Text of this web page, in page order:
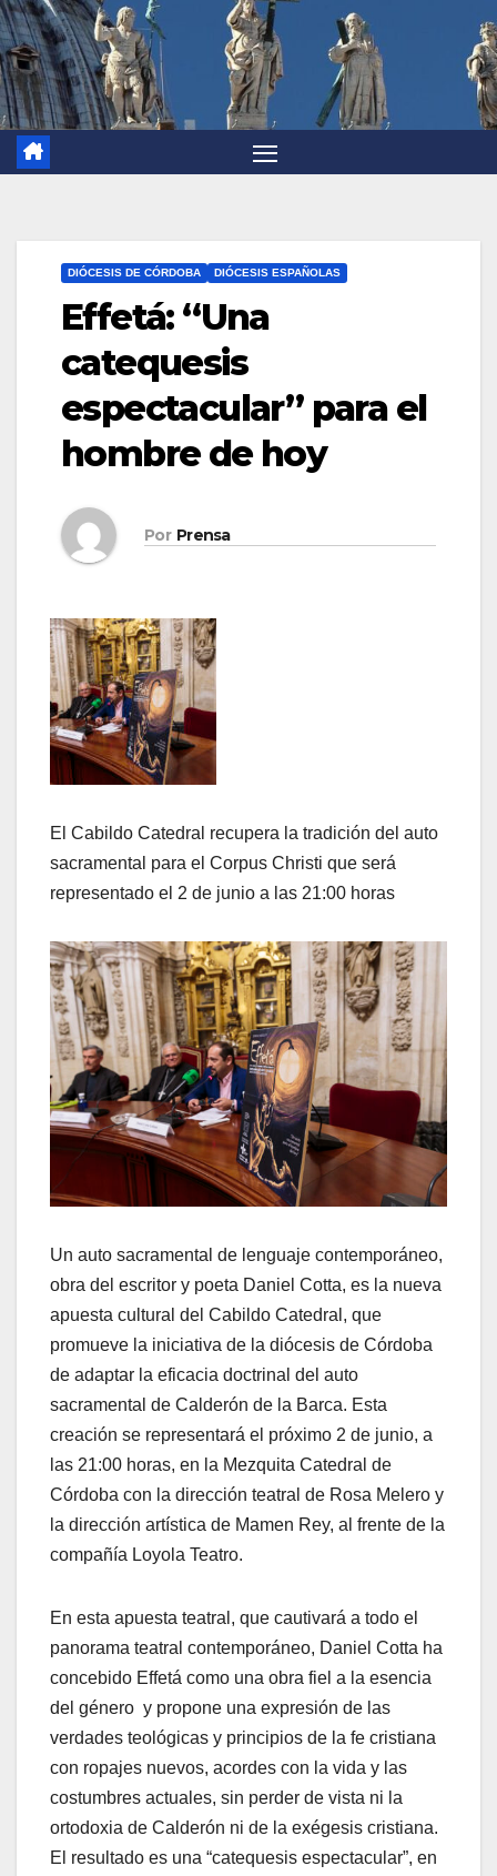
DIÓCESIS DE CÓRDOBA DIÓCESIS ESPAÑOLAS
Effetá: “Una
catequesis
espectacular” para el
hombre de hoy
Por Prensa
El Cabildo Catedral recupera la tradición del auto
sacramental para el Corpus Christi que será
representado el 2 de junio a las 21:00 horas
Un auto sacramental de lenguaje contemporáneo,
obra del escritor y poeta Daniel Cotta, es la nueva
apuesta cultural del Cabildo Catedral, que
promueve la iniciativa de la diócesis de Córdoba
de adaptar la eficacia doctrinal del auto
sacramental de Calderón de la Barca. Esta
creación se representará el próximo 2 de junio, a
las 21:00 horas, en la Mezquita Catedral de
Córdoba con la dirección teatral de Rosa Melero y
la dirección artística de Mamen Rey, al frente de la
compañía Loyola Teatro.
En esta apuesta teatral, que cautivará a todo el
panorama teatral contemporáneo, Daniel Cotta ha
concebido Effetá como una obra fiel a la esencia
del género y propone una expresión de las
verdades teológicas y principios de la fe cristiana
con ropajes nuevos, acordes con la vida y las
costumbres actuales, sin perder de vista ni la
ortodoxia de Calderón ni de la exégesis cristiana.
El resultado es una “catequesis espectacular”, en